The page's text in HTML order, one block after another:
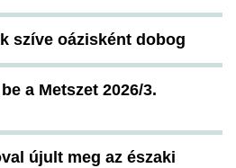
szíve oázisként dobog
a Metszet 2026/3.
újult meg az északi